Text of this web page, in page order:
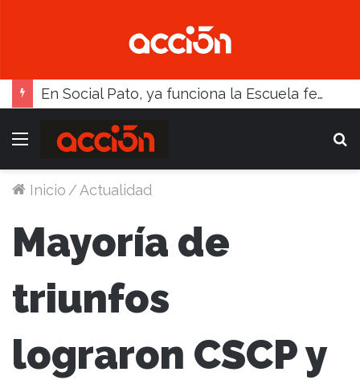
En Social Pato, ya funciona la Escuela femenina de paleta
Menú
Inicio /Actualidad
Mayoría de
triunfos
lograron CSCP y